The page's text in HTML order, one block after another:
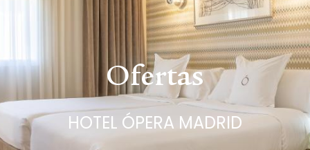
Ofertas
HOTEL ÓPERA MADRID